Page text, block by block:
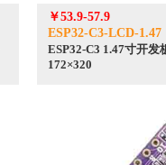
￥53.9-57.9
ESP32-C3-LCD-1.47
ESP32-C3 1.47寸开发
172×320